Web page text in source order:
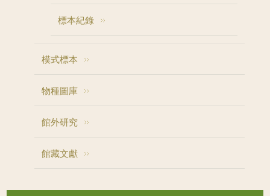
標本紀錄
模式標本
物種圖庫
館外研究
館藏文獻